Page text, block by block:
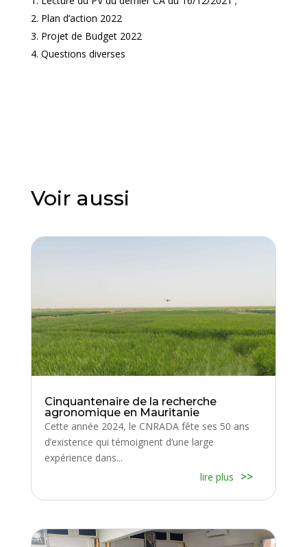
Plan d’action 2022
Projet de Budget 2022
Questions diverses
Voir aussi
Cinquantenaire de la recherche
agronomique en Mauritanie
Cette année 2024, le CNRADA fête ses 50 ans
d’existence qui témoignent d’une large
expérience dans...
lire plus